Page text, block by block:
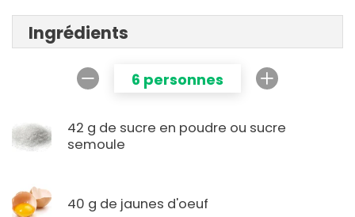
Ingrédients
6 personnes
42 g de sucre en poudre ou sucre
semoule
40 g de jaunes d'oeuf